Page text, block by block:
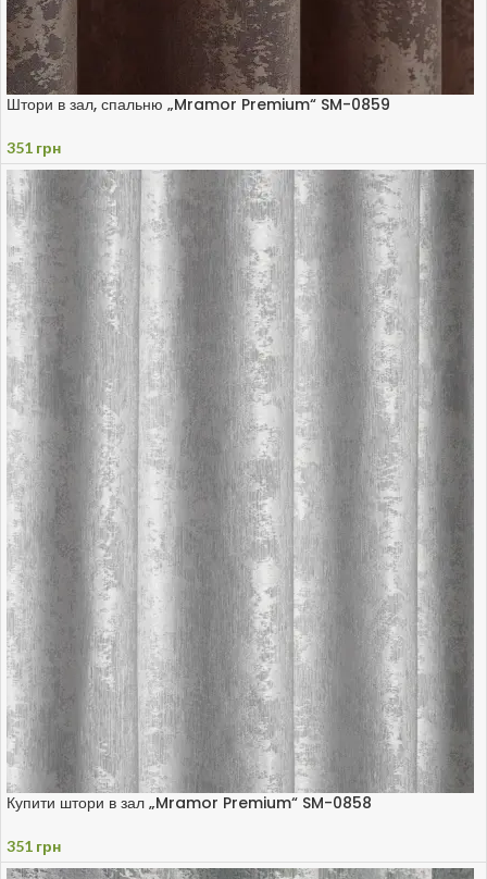
Штори в зал, спальню „Mramor Premium“ SM-0859
351 грн
Купити штори в зал „Mramor Premium“ SM-0858
351 грн